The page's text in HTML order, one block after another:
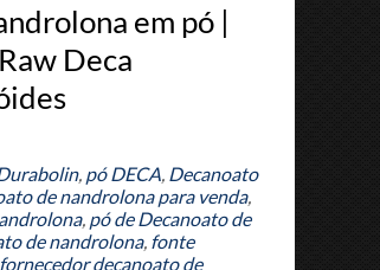
em pó |
Deca
, pó DECA, Decanoato
de nandrolona para venda,
, pó de Decanoato de
de nandrolona, fonte
fornecedor decanoato de